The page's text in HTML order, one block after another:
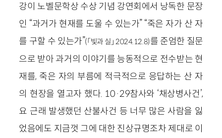
강이 노벨문학상 수상 기념 강연회에서 낭독한 문장
인 “과거가 현재를 도울 수 있는가” “죽은 자가 산 자
를 구할 수 있는가”(「빛과 실」 2024.12.8)를 준엄한 질문
으로 받아 과거의 이야기를 능동적으로 전수받는 현
재를, 죽은 자의 부름에 적극적으로 응답하는 산 자
의 현장을 열고자 했다. 10·29참사와 ‘채상병사건’,
요 근래 발생했던 산불사건 등 너무 많은 사람을 잃
었음에도 지금껏 그에 대한 진상규명조차 제대로 이